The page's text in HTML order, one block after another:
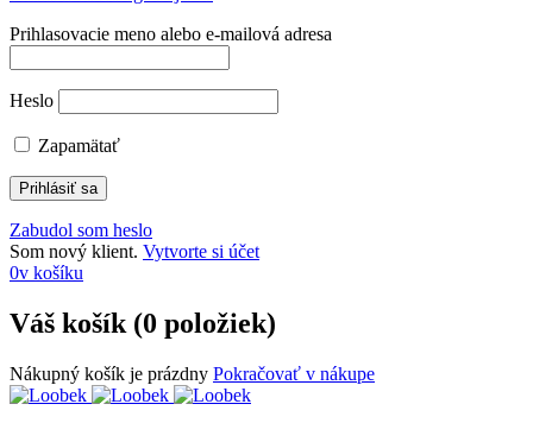
Prihlasovacie meno alebo e-mailová adresa
Heslo
Zapamätať
Zabudol som heslo
Som nový klient. Vytvorte si účet
0v košíku
Váš košík (0 položiek)
Nákupný košík je prázdny Pokračovať v nákupe